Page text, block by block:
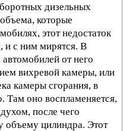
дизельных
которые
этот недостаток
и с ним мирятся. В
от него
вихревой камеры, или
камеры сгорания, в
Там оно воспламеняется,
после чего
объему цилиндра. Этот